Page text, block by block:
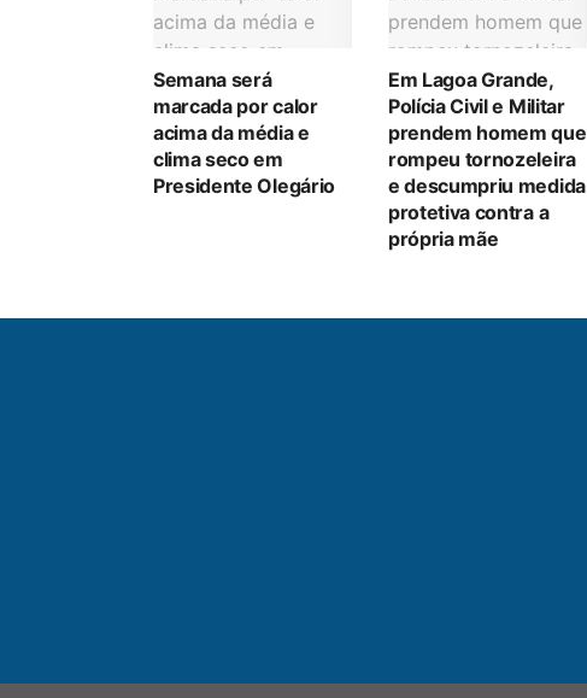
Semana será
marcada por calor
acima da média e
clima seco em
Presidente Olegário
Em Lagoa Grande,
Polícia Civil e Militar
prendem homem que
rompeu tornozeleira
e descumpriu medida
protetiva contra a
própria mãe